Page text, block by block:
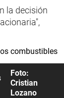
la decisión
Foto:
Cristian
Lozano